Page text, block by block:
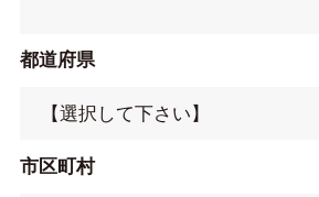
都道府県
市区町村